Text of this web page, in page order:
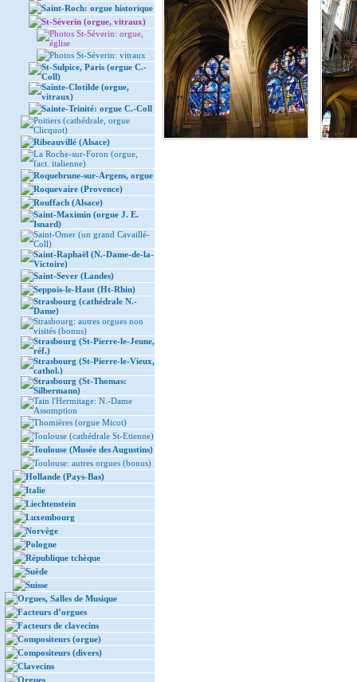
Saint-Roch: orgue historique
St-Séverin (orgue, vitraux)
Photos St-Séverin: orgue,
église
Photos St-Séverin: vitraux
St-Sulpice, Paris (orgue C.-
Coll)
Sainte-Clotilde (orgue,
vitraux)
Sainte-Trinité: orgue C.-Coll
Poitiers (cathédrale, orgue
Clicquot)
Ribeauvillé (Alsace)
La Roche-sur-Foron (orgue,
fact. italienne)
Roquebrune-sur-Argens, orgue
Roquevaire (Provence)
Rouffach (Alsace)
Saint-Maximin (orgue J. E.
Isnard)
Saint-Omer (un grand Cavaillé-
Coll)
Saint-Raphaël (N.-Dame-de-la-
Victoire)
Saint-Sever (Landes)
Seppois-le-Haut (Ht-Rhin)
Strasbourg (cathédrale N.-
Dame)
Strasbourg: autres orgues non
visités (bonus)
Strasbourg (St-Pierre-le-Jeune,
réf.)
Strasbourg (St-Pierre-le-Vieux,
cathol.)
Strasbourg (St-Thomas:
Silbermann)
Tain l'Hermitage: N.-Dame
Assomption
Thomières (orgue Micot)
Toulouse (cathédrale St-Etienne)
Toulouse (Musée des Augustins)
Toulouse: autres orgues (bonus)
Hollande (Pays-Bas)
Italie
Liechtenstein
Luxembourg
Norvège
Pologne
République tchèque
Suède
Suisse
Orgues, Salles de Musique
Facteurs d’orgues
Facteurs de clavecins
Compositeurs (orgue)
Compositeurs (divers)
Clavecins
Orgues